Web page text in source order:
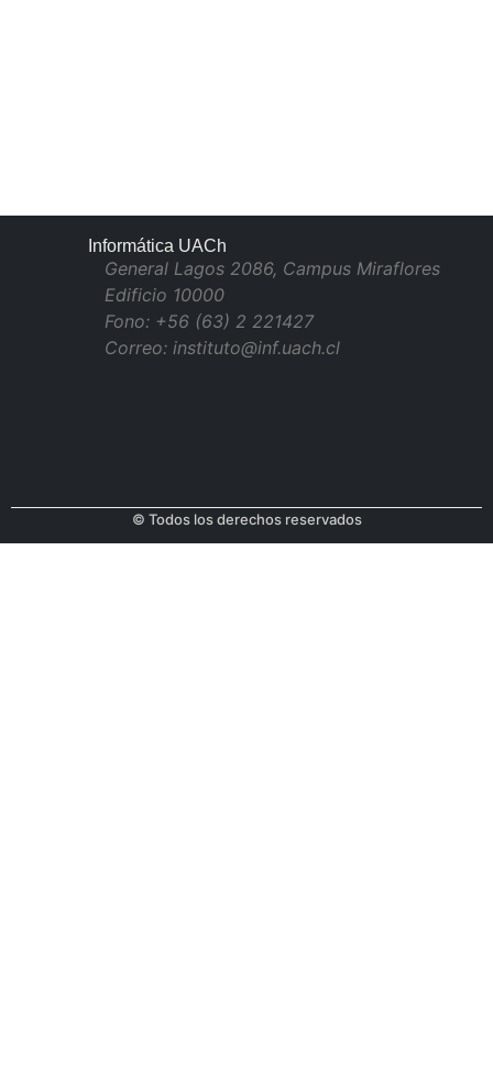
Informática UACh
General Lagos 2086, Campus Miraflores
Edificio 10000
Fono: +56 (63) 2 221427
Correo: instituto@inf.uach.cl
© Todos los derechos reservados